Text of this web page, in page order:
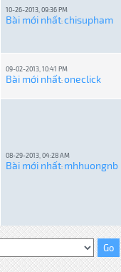
10-26-2013, 09:36 PM
Bài mới nhất:chisupham
09-02-2013, 10:41 PM
Bài mới nhất:oneclick
08-29-2013, 04:28 AM
Bài mới nhất: mhhuongnb